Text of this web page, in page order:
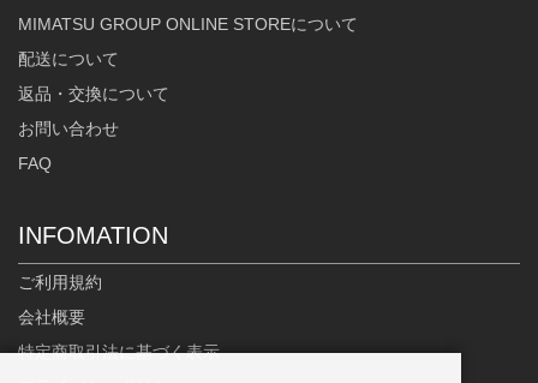
MIMATSU GROUP ONLINE STOREについて
配送について
返品・交換について
お問い合わせ
FAQ
INFOMATION
ご利用規約
会社概要
特定商取引法に基づく表示